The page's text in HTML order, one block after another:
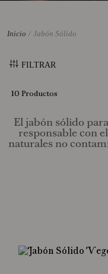
Jabón Sólido
FILTRAR
10 Productos
El jabón sólido
responsable con
naturales no